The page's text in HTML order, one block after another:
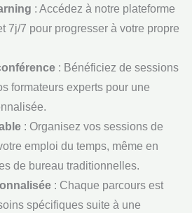
: Accédez à notre plateforme
7j/7 pour progresser à votre propre
: Bénéficiez de sessions
formateurs experts pour une
: Organisez vos sessions de
emploi du temps, même en
de bureau traditionnelles.
: Chaque parcours est
spécifiques suite à une